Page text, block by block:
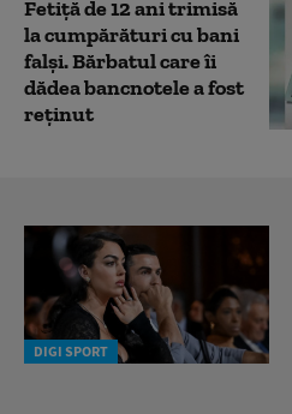
Fetiță de 12 ani trimisă
la cumpărături cu bani
falși. Bărbatul care îi
dădea bancnotele a fost
reținut
DIGI SPORT